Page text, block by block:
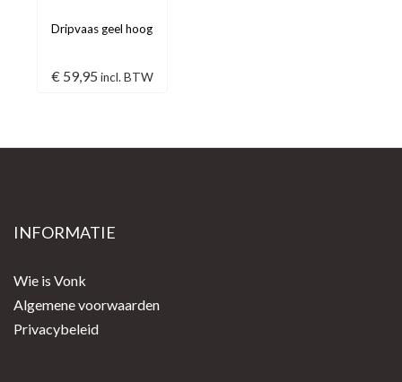
Dripvaas geel hoog
€ 59,95 incl. BTW
INFORMATIE
Wie is Vonk
Algemene voorwaarden
Privacybeleid